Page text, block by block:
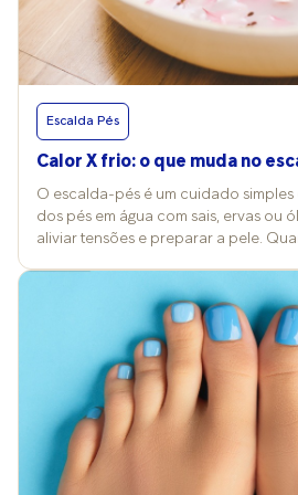
Escalda Pés
Calor X frio: o que muda no
O escalda-pés é um cuidado
dos pés em água com sais, ervas ou
aliviar tensões e preparar a pele.
isso reflete nos efeitos e nos
Contini, professora de Cosmetologia
que a prática pode ser feita com
conforme o objetivo da pessoa, e
para a pele e a circulação. “No frio,
promove conforto térmico e
temperaturas mais baixas refrescam
inchaço”, compara. Já a podóloga
reforça o valor terapêutico além da